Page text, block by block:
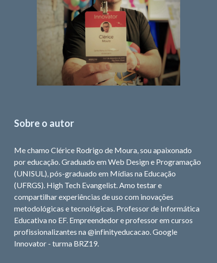
Sobre o autor
Me chamo Clérice Rodrigo de Moura, sou apaixonado
por educação. Graduado em Web Design e Programação
(UNISUL), pós-graduado em Mídias na Educação
(UFRGS). High Tech Evangelist. Amo testar e
compartilhar experiências de uso com inovações
metodológicas e tecnológicas. Professor de Informática
Educativa no EF. Empreendedor e professor em cursos
profissionalizantes na @infinityeducacao. Google
Innovator - turma BRZ19.